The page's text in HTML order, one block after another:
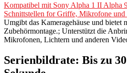
Kompatibel mit Sony Alpha 1 II Alpha
Schnittstellen for Griffe, Mikrofone und
Umgibt das Kameragehäuse und bietet
Zubehörmontage.; Unterstützt die
Mikrofonen, Lichtern und anderen
Serienbildrate: Bis zu